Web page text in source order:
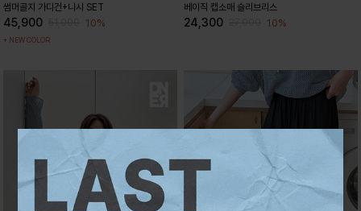
썸머골지 가디건+나시 SET
45,900 10%
+ NEW COLOR
베이직 캡소매 슬리브리스
24,300 10%